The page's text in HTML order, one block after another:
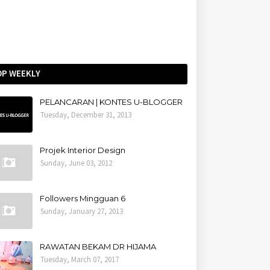
WEEKLY
PELANCARAN | KONTES U-BLOGGER
Tuesday, December 31, 2013
Projek Interior Design
Sunday, June 03, 2012
Followers Mingguan 6
Sunday, January 27, 2013
RAWATAN BEKAM DR HIJAMA
Tuesday, March 07, 2017